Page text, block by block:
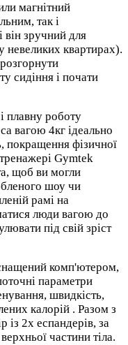
магнітний
так і
він зручний для
невеликих квартирах).
сидіння і почати
плавну роботу
вагою 4кг ідеально
покращення фізичної
Gymtek
щоб ви могли
шоу чи
рамі на
люди вагою до
під свій зріст
комп'ютером,
параметри
швидкість,
калорій . Разом з
із 2х еспандерів, за
частини тіла.